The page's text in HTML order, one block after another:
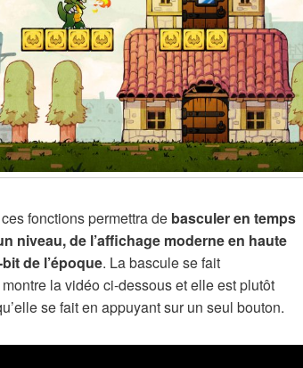
fonctions permettra de basculer en temps
niveau, de l’affichage moderne en haute
de l’époque. La bascule se fait
la vidéo ci-dessous et elle est plutôt
se fait en appuyant sur un seul bouton.